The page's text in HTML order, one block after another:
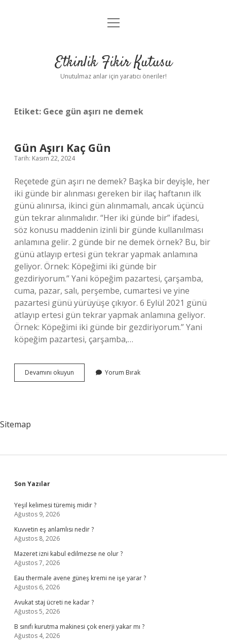
Anasayfa
Yasal Uyarı
menüyü
Etkinlik Fikir Kutusu
Unutulmaz anlar için yaratıcı öneriler!
Etiket: Gece gün aşırı ne demek
Gün Aşırı Kaç Gün
Tarih: Kasım 22, 2024
Reçetede gün aşırı ne demek? Başka bir deyişle, her
iki günde bir alınması gereken bir ilaç haftanın ilk
günü alınırsa, ikinci gün alınmamalı, ancak üçüncü
gün tekrar alınmalıdır. “Her iki günde bir” ifadesi,
söz konusu maddenin izinli bir günde kullanılması
anlamına gelir. 2 günde bir ne demek örnek? Bu, bir
günü atlayıp ertesi gün tekrar yapmak anlamına
geliyor. Örnek: Köpeğimi iki günde bir
gezdiriyorum.” Yani köpeğim pazartesi, çarşamba,
cuma, pazar, salı, perşembe, cumartesi ve yine
pazartesi günü yürüyüşe çıkıyor. 6 Eylül 2021 günü
atlayıp ertesi gün tekrar yapmak anlamına geliyor.
Örnek: Köpeğimi iki günde bir gezdiriyorum.” Yani
köpeğim pazartesi, çarşamba,…
Devamını okuyun
Aşırı
Yorum Bırak
Sitemap
Sidebar
Son Yazılar
Yeşil kelimesi türemiş midir ?
Ağustos 9, 2026
Kuvvetin eş anlamlısı nedir ?
Ağustos 8, 2026
Mazeret izni kabul edilmezse ne olur ?
Ağustos 7, 2026
Eau thermale avene güneş kremi ne işe yarar ?
Ağustos 6, 2026
Avukat staj ücreti ne kadar ?
Ağustos 5, 2026
B sınıfı kurutma makinesi çok enerji yakar mı ?
Ağustos 4, 2026